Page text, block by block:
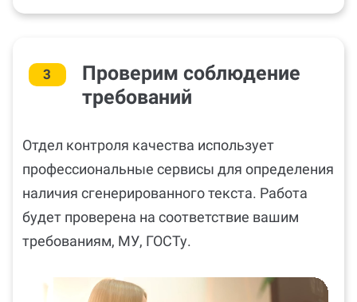
3
Проверим соблюдение
требований
Отдел контроля качества использует
профессиональные сервисы для определения
наличия сгенерированного текста. Работа
будет проверена на соответствие вашим
требованиям, МУ, ГОСТу.